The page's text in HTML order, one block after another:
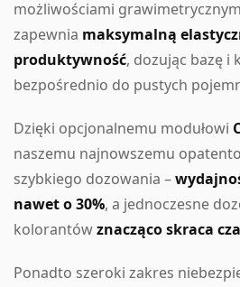
możliwościami
zapewnia maksymalną
produktywność, dozując bazę i
bezpośrednio do pustych
Dzięki opcjonalnemu modułowi
naszemu najnowszemu
szybkiego dozowania –
nawet o 30%, a jednoczesne
kolorantówznacząco skraca
Ponadto szeroki zakres